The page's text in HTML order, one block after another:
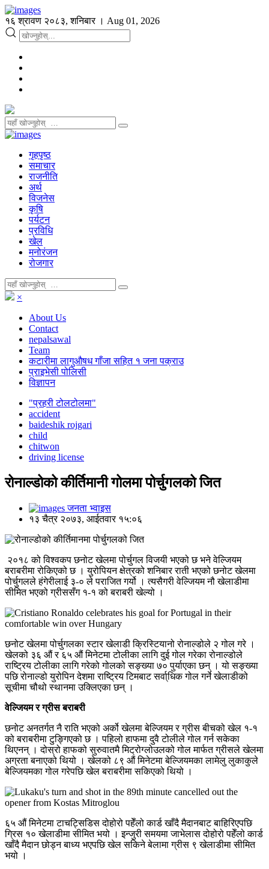
१६ श्रावण २०८३, शनिबार । Aug 01, 2026
गृहपृष्ठ
समाचार
राजनीति
अर्थ
विजनेस
कृषि
पर्यटन
प्रविधि
खेल
मनोरंजन
रोजगार
×
About Us
Contact
nepalsawal
Team
कटारीमा लागुऔषध गाँजा सहित १ जना पक्राउ
प्राइभेसी पोलिसी
विज्ञापन
"प्रहरी टोलटोलमा"
accident
baideshik rojgari
child
chitwon
driving license
रोनाल्डोको कीर्तिमानी गोलमा पोर्चुगलको जित
जनता भ्वाइस
१३ चैत्र २०७३, आईतवार १५:०६
२०१८ को विश्वकप छनोट खेलमा पोर्चुगल विजयी भएको छ भने वेल्जियम
बराबरीमा रोकिएको छ । युरोपियन क्षेत्रको शनिबार राती भएको छनोट खेलमा
पोर्चुगलले हंगेरीलाई ३-० ले पराजित गर्यो । त्यसैगरी वेल्जियम नौ खेलाडीमा
सीमित भएको ग्रीससँग १-१ को बराबरी खेल्यो ।
छनोट खेलमा पोर्चुगलका स्टार खेलाडी क्रिस्टियानो रोनाल्डोले २ गोल गरे ।
खेलको ३६ औं र ६५ औं मिनेटमा टोलीका लागि दुई गोल गरेका रोनाल्डोले
राष्ट्रिय टोलीका लागि गरेको गोलको सङ्ख्या ७० पुर्याएका छन् । यो सङ्ख्या
पछि रोनाल्डो युरोपिन देशमा राष्ट्रिय टिमबाट सर्वा्धिक गोल गर्ने खेलाडीको
सूचीमा चौथो स्थानमा उक्लिएका छन् ।
वेल्जियम र ग्रीस बराबरी
छनोट अनतर्गत नै राति भएको अर्को खेलमा बेल्जियम र ग्रीस बीचको खेल १-१
को बराबरीमा टुङ्गिएको छ । पहिलो हाफमा दुवै टोलीले गोल गर्न सकेका
थिएनन् । दोस्रो हाफको सुरुवातमै मिट्रोग्लोउलको गोल मार्फत ग्रीसले खेलमा
अग्रता बनाएको थियो । खेलको ८९ औं मिनेटमा बेल्जियमका लामेलु लुकाकुले
बेल्जियमका गोल गरेपछि खेल बराबरीमा सकिएको थियो ।
६५ औं मिनेटमा टाचट्सिडिस दोहोरो पहेँलो कार्ड खाँदै मैदानबाट बाहिरिएपछि
ग्रिस १० खेलाडीमा सीमित भयो । इन्जुरी समयमा जाभेलास दोहोरो पहेँलो कार्ड
खाँदै मैदान छोड्न बाध्य भएपछि खेल सकिने बेलामा ग्रीस ९ खेलाडीमा सीमित
भयो ।